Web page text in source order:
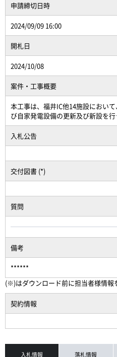
申請締切日時
2024/09/09 16:00
開札日
2024/10/08
案件・工事概要
本工事は、福井IC他14施設におい
び自家発電設備の更新及び新設を行
入札公告
交付図書 (*)
質問
備考
******
(※)はダウンロード前に担当者様情報
契約情報
入札情報 落札情報